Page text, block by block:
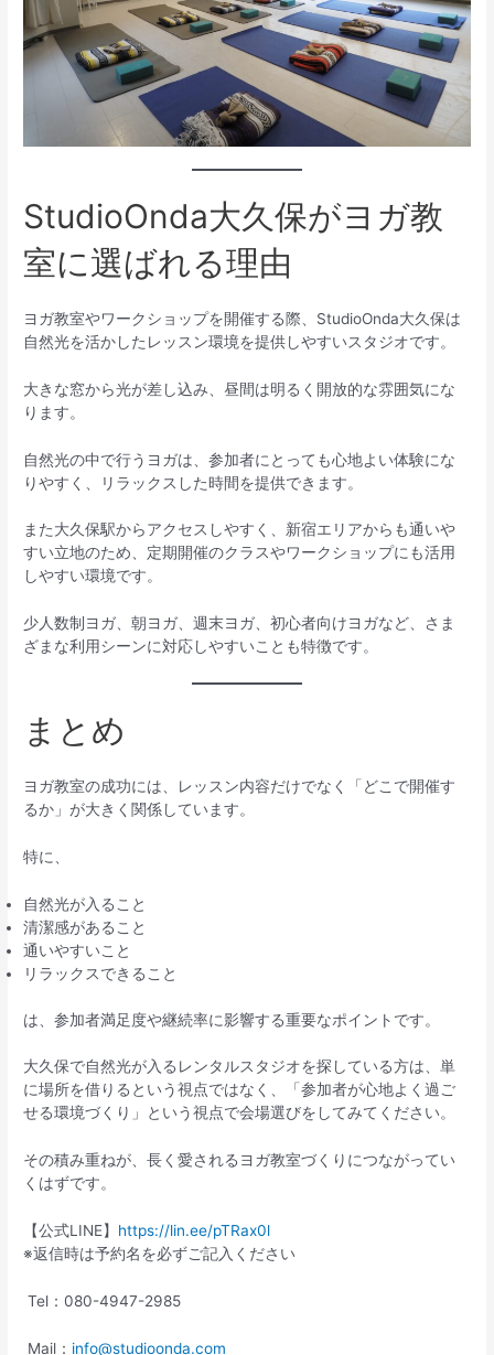
StudioOnda大久保がヨガ教
室に選ばれる理由
ヨガ教室やワークショップを開催する際、StudioOnda大久保は
自然光を活かしたレッスン環境を提供しやすいスタジオです。
大きな窓から光が差し込み、昼間は明るく開放的な雰囲気にな
ります。
自然光の中で行うヨガは、参加者にとっても心地よい体験にな
りやすく、リラックスした時間を提供できます。
また大久保駅からアクセスしやすく、新宿エリアからも通いや
すい立地のため、定期開催のクラスやワークショップにも活用
しやすい環境です。
少人数制ヨガ、朝ヨガ、週末ヨガ、初心者向けヨガなど、さま
ざまな利用シーンに対応しやすいことも特徴です。
まとめ
ヨガ教室の成功には、レッスン内容だけでなく「どこで開催す
るか」が大きく関係しています。
特に、
自然光が入ること
清潔感があること
通いやすいこと
リラックスできること
は、参加者満足度や継続率に影響する重要なポイントです。
大久保で自然光が入るレンタルスタジオを探している方は、単
に場所を借りるという視点ではなく、「参加者が心地よく過ご
せる環境づくり」という視点で会場選びをしてみてください。
その積み重ねが、長く愛されるヨガ教室づくりにつながってい
くはずです。
【公式LINE】 https://lin.ee/pTRax0l
※返信時は予約名を必ずご記入ください
Tel：080-4947-2985
Mail： info@studioonda.com